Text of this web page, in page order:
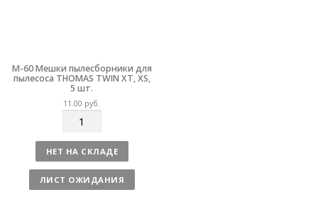
M-60 Мешки пылесборники для
пылесоса THOMAS TWIN XT, XS,
5 шт.
11.00 руб.
л
и
ч
е
НЕТ НА СКЛАДЕ
ЛИСТ ОЖИДАНИЯ